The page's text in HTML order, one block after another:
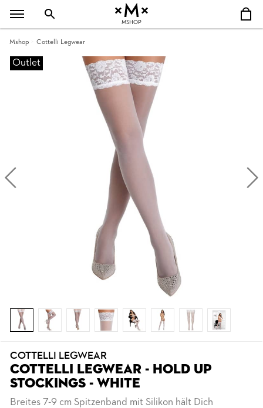
MSHOP
Mshop Cottelli Legwear
Outlet
COTTELLI LEGWEAR
COTTELLI LEGWEAR - HOLD UP
STOCKINGS - WHITE
Breites 7-9 cm Spitzenband mit Silikon hält Dich